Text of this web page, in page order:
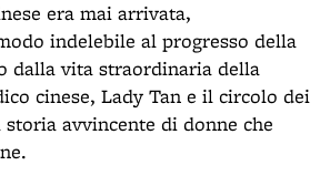
era mai arrivata,
indelebile al progresso della
dalla vita straordinaria della
cinese, Lady Tan e il circolo dei
avvincente di donne che